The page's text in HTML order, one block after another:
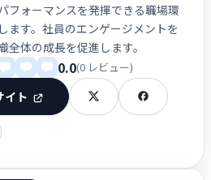
フォーマンスを発揮できる職場環
ます。社員のエンゲージメントを
全体の成長を促進します。
0.0(0 レビュー)
イト